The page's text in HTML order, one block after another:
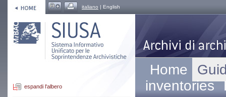
italiano | English
espandi l'albero
Home
inventories